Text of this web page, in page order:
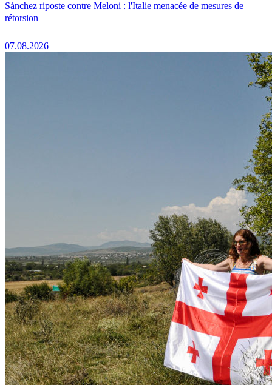
Sánchez riposte contre Meloni : l'Italie menacée de mesures de
rétorsion
07.08.2026